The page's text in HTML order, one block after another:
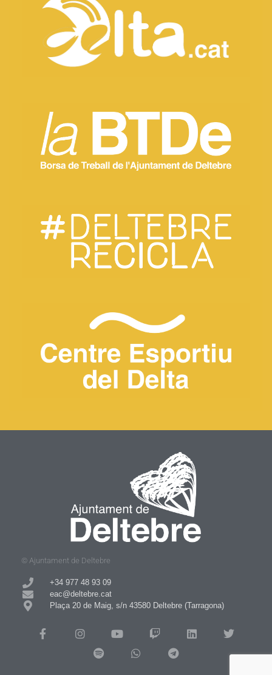
© Ajuntament de Deltebre
+34 977 48 93 09​
eac@deltebre.cat
Plaça 20 de Maig, s/n 43580 Deltebre (Tarragona)